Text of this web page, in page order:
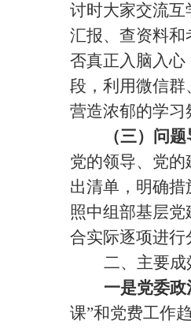
讨时大家交流互
汇报、查资料
否真正入脑入心
段，利用微信
营造浓郁的学习
（三）问
党的领导、党
出清单， 明确措
照中组部基层
合实际逐项进
二、主要成
一是党委政
课”和党费工作